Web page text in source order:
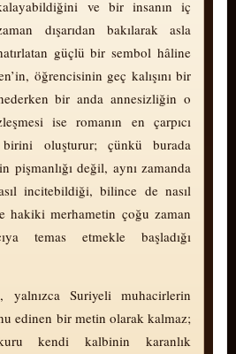
ve bir insanın iç
dışarıdan bakılarak asla
güçlü bir sembol hâline
öğrencisinin geç kalışını bir
bir anda annesizliğin o
ise romanın en çarpıcı
birini oluşturur; çünkü burada
pişmanlığı değil, aynı zamanda
incitebildiği, bilince de nasıl
hakiki mer­ha­me­tin çoğu zaman
temas etmekle başladığı
Suriyeli muhacirlerin
edinen bir metin olarak kalmaz;
kendi kalbinin karanlık